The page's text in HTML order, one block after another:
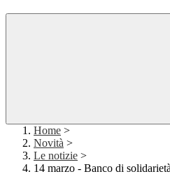
Home >
Novità >
Le notizie >
14 marzo - Banco di